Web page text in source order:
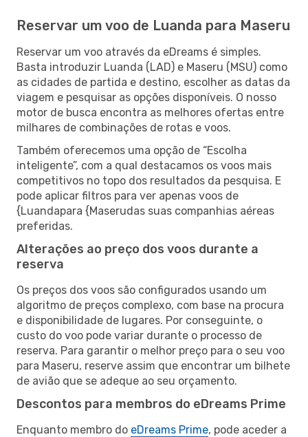
Reservar um voo de Luanda para Maseru
Reservar um voo através da eDreams é simples.
Basta introduzir Luanda (LAD) e Maseru (MSU) como
as cidades de partida e destino, escolher as datas da
viagem e pesquisar as opções disponíveis. O nosso
motor de busca encontra as melhores ofertas entre
milhares de combinações de rotas e voos.
Também oferecemos uma opção de “Escolha
inteligente”, com a qual destacamos os voos mais
competitivos no topo dos resultados da pesquisa. E
pode aplicar filtros para ver apenas voos de
{Luandapara {Maserudas suas companhias aéreas
preferidas.
Alterações ao preço dos voos durante a
reserva
Os preços dos voos são configurados usando um
algoritmo de preços complexo, com base na procura
e disponibilidade de lugares. Por conseguinte, o
custo do voo pode variar durante o processo de
reserva. Para garantir o melhor preço para o seu voo
para Maseru, reserve assim que encontrar um bilhete
de avião que se adeque ao seu orçamento.
Descontos para membros do eDreams Prime
Enquanto membro do eDreams Prime, pode aceder a